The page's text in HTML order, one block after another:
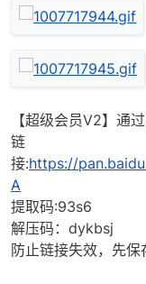
【超级会员V2】通
链
接:https://
A
提取码:93s6
解压码：dykbsj
防止链接失效，先保